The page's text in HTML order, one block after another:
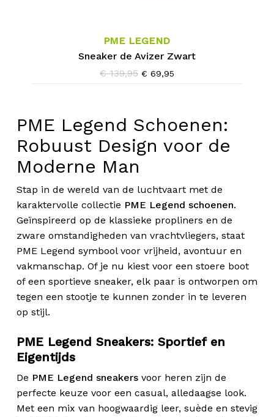
gekozen
worden
op
de
PME LEGEND
Sneaker de Avizer Zwart
€139,95 Oorspronkelijke
€ 69,95Huidige
PME Legend Schoenen:
Robuust Design voor de
Moderne Man
Stap in de wereld van de luchtvaart met de
karaktervolle collectie PME Legend schoenen.
Geïnspireerd op de klassieke propliners en de
zware omstandigheden van vrachtvliegers, staat
PME Legend symbool voor vrijheid, avontuur en
vakmanschap. Of je nu kiest voor een stoere boot
of een sportieve sneaker, elk paar is ontworpen om
tegen een stootje te kunnen zonder in te leveren
op stijl.
PME Legend Sneakers: Sportief en
Eigentijds
De PME Legend sneakersvoor heren zijn de
perfecte keuze voor een casual, alledaagse look.
Met een mix van hoogwaardig leer, suède en stevig